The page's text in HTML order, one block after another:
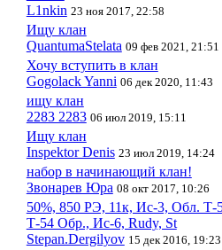
L1nkin 23 ноя 2017, 22:58
Ищу клан
QuantumaStelata 09 фев 2021, 21:51
Хочу вступить в клан
Gogolack Yanni 06 дек 2020, 11:43
ищу клан
2283 2283 06 июл 2019, 15:11
Ищу клан
Inspektor Denis 23 июл 2019, 14:24
набор в начинающий клан!
Звонарев Юра 08 окт 2017, 10:26
50%, 850 РЭ, 11к, Ис-3, Обл. Т-
Т-54 Обр., Ис-6, Rudy, St
Stepan.Dergilyov 15 дек 2016, 19:23